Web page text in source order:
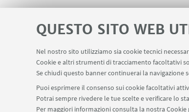
QUESTO SITO WEB
Nel nostro sito utilizziamo sia cookie tecnici
Cookie e altri strumenti di tracciamento facoltativi
Se chiudi questo banner continuerai la navigazione
Puoi esprimere il consenso sui cookie facoltativi
Potrai sempre rivedere le tue scelte e verificare lo
Per maggiori informazioniconsulta la nostra Cookie
LINK UTILI Area riservata Salute e
SEGUI IL DIPARTIMENTO SU: